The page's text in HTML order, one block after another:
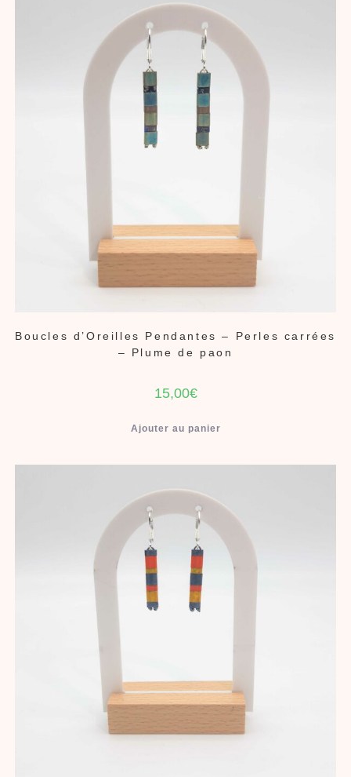
Boucles d’Oreilles Pendantes – Perles carrées
– Plume de paon
15,00€
Ajouter au panier